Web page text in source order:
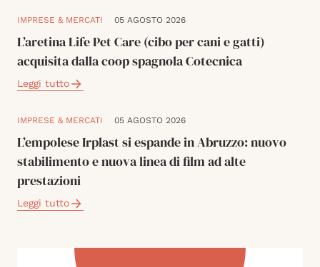
IMPRESE & MERCATI 05 AGOSTO 2026
L’aretina Life Pet Care (cibo per cani e gatti)
acquisita dalla coop spagnola Cotecnica
Leggi tutto
IMPRESE & MERCATI 05 AGOSTO 2026
L’empolese Irplast si espande in Abruzzo: nuovo
stabilimento e nuova linea di film ad alte
prestazioni
Leggi tutto